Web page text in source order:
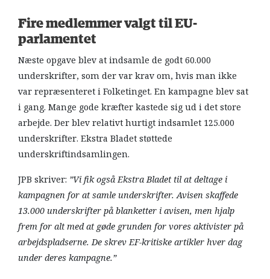
Fire medlemmer valgt til EU-
parlamentet
Næste opgave blev at indsamle de godt 60.000
underskrifter, som der var krav om, hvis man ikke
var repræsenteret i Folketinget. En kampagne blev sat
i gang. Mange gode kræfter kastede sig ud i det store
arbejde. Der blev relativt hurtigt indsamlet 125.000
underskrifter. Ekstra Bladet støttede
underskriftindsamlingen.
JPB skriver: ”Vi fik også Ekstra Bladet til at deltage i
kampagnen for at samle underskrifter. Avisen skaffede
13.000 underskrifter på blanketter i avisen, men hjalp
frem for alt med at gøde grunden for vores aktivister på
arbejdspladserne. De skrev EF-kritiske artikler hver dag
under deres kampagne.”